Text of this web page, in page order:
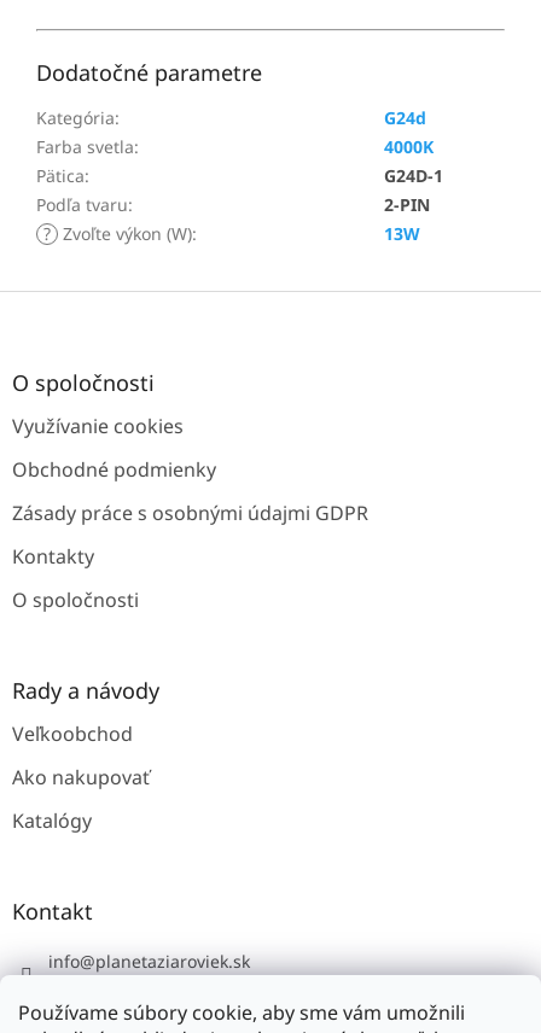
Používame súbory cookie, aby sme vám umožnili
Dodatočné parametre
Kategória:
G24d
Farba svetla:
4000K
Pätica:
G24D-1
Podľa tvaru:
2-PIN
? Zvoľte výkon (W): 13W
Z
O spoločnosti
Využívanie cookies
Obchodné podmienky
Zásady práce s osobnými údajmi GDPR
Kontakty
O spoločnosti
Rady a návody
Veľkoobchod
Ako nakupovať
Katalógy
Kontakt
info@planetaziaroviek.sk